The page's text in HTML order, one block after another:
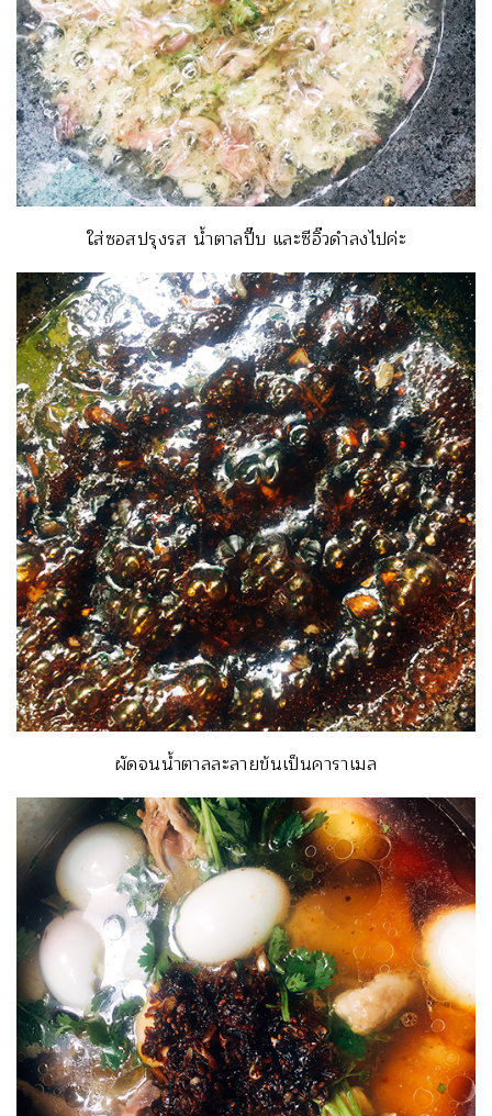
ใส่ซอสปรุงรส น้ำตาลปี๊บ และซีอิ๊วดำลงไปค่ะ
ผัดจนน้ำตาลละลายข้นเป็นคาราเมล